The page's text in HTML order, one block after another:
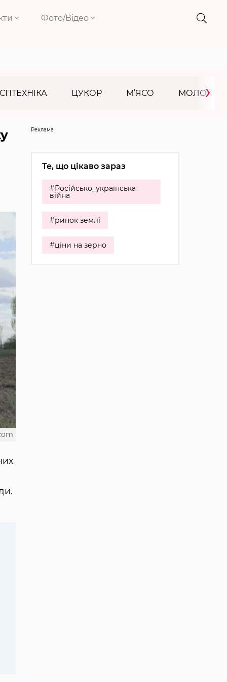
Фото/Відео
ЦУКОР М’ЯСО МОЛОКО
›
Реклама
Те, що цікаво зараз
#Російсько_українська
війна
#ринок землі
#ціни на зерно